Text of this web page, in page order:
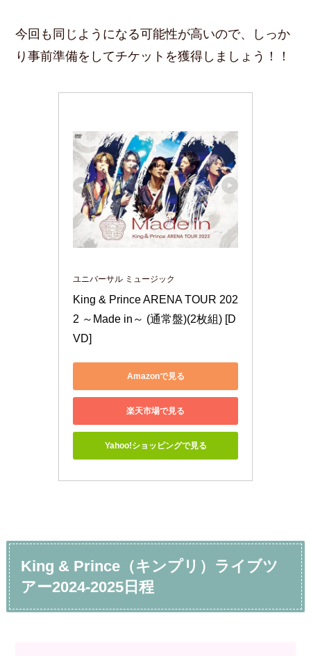
今回も同じようになる可能性が高いので、しっか
り事前準備をしてチケットを獲得しましょう！！
ユニバーサル ミュージック
King & Prince ARENA TOUR 202
2 ～Made in～ (通常盤)(2枚組) [D
VD]
Amazonで見る
楽天市場で見る
Yahoo!ショッピングで見る
King & Prince（キンプリ）ライブツ
アー2024-2025日程